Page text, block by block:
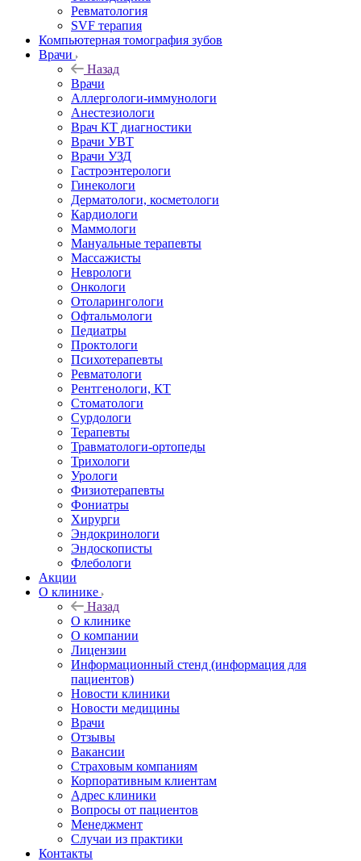
Ревматология
SVF терапия
Компьютерная томография зубов
Врачи
Назад
Врачи
Аллергологи-иммунологи
Анестезиологи
Врач КТ диагностики
Врачи УВТ
Врачи УЗД
Гастроэнтерологи
Гинекологи
Дерматологи, косметологи
Кардиологи
Маммологи
Мануальные терапевты
Массажисты
Неврологи
Онкологи
Отоларингологи
Офтальмологи
Педиатры
Проктологи
Психотерапевты
Ревматологи
Рентгенологи, КТ
Стоматологи
Сурдологи
Терапевты
Травматологи-ортопеды
Трихологи
Урологи
Физиотерапевты
Фониатры
Хирурги
Эндокринологи
Эндоскописты
Флебологи
Акции
О клинике
Назад
О клинике
О компании
Лицензии
Информационный стенд (информация для
пациентов)
Новости клиники
Новости медицины
Врачи
Отзывы
Вакансии
Страховым компаниям
Корпоративным клиентам
Адрес клиники
Вопросы от пациентов
Менеджмент
Случаи из практики
Контакты